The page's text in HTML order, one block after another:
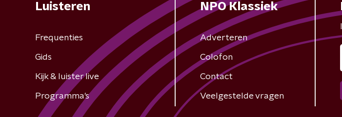
Luisteren
Frequenties
Gids
Kijk & luister live
Programma's
NPO Klassiek
Adverteren
Colofon
Contact
Veelgestelde vragen